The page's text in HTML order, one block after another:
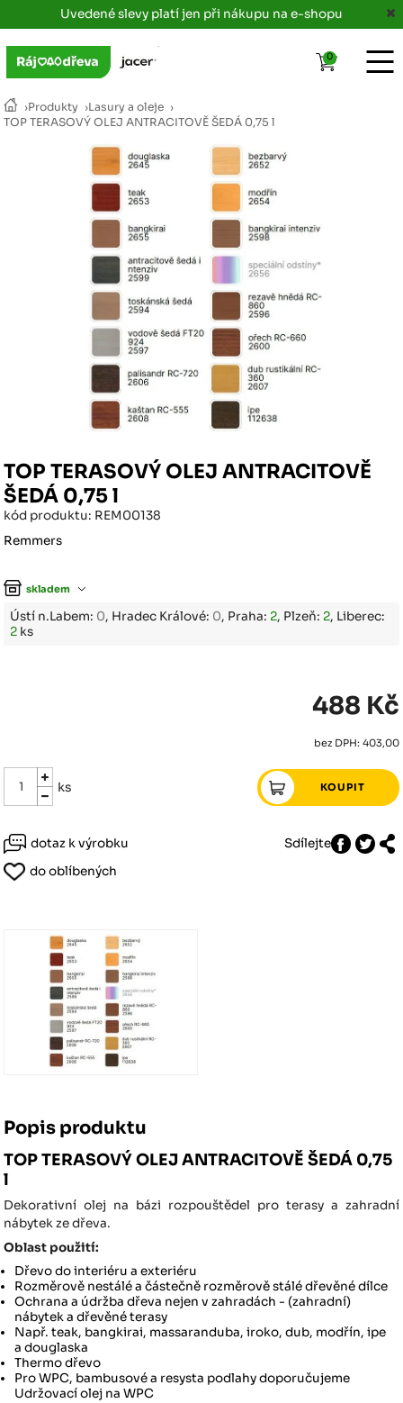
Uvedené slevy platí jen při nákupu na e-shopu
›Produkty ›Lasury a oleje ›
TOP TERASOVÝ OLEJ ANTRACITOVĚ ŠEDÁ 0,75 l
TOP TERASOVÝ OLEJ ANTRACITOVĚ
ŠEDÁ 0,75 l
kód produktu: REM00138
Remmers
skladem
Ústí n.Labem: 0, Hradec Králové: 0, Praha: 2, Plzeň: 2, Liberec:
2 ks
488 Kč
bez DPH: 403,00
ks
dotaz k výrobku
Sdílejte
do oblíbených
Popis produktu
TOP TERASOVÝ OLEJ ANTRACITOVĚ ŠEDÁ 0,75
l
Dekorativní olej na bázi rozpouštědel pro terasy a zahradní
nábytek ze dřeva.
Oblast použití:
Dřevo do interiéru a exteriéru
Rozměrově nestálé a částečně rozměrově stálé dřevěné dílce
Ochrana a údržba dřeva nejen v zahradách - (zahradní)
nábytek a dřevěné terasy
Např. teak, bangkirai, massaranduba, iroko, dub, modřín, ipe
a douglaska
Thermo dřevo
Pro WPC, bambusové a resysta podlahy doporučujeme
Udržovací olej na WPC
0